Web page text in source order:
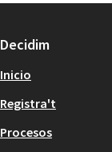
Decidim
Inicio
Registra't
Procesos